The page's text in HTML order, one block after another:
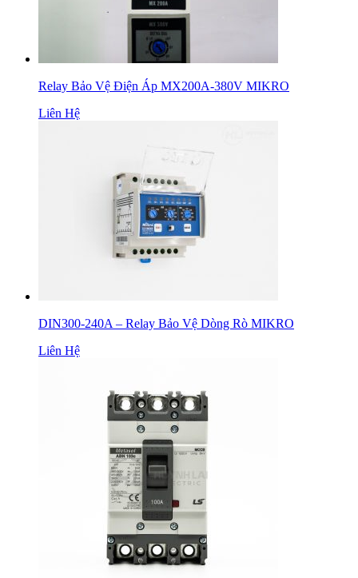
Relay Bảo Vệ Điện Áp MX200A-380V MIKRO
Liên Hệ
DIN300-240A – Relay Bảo Vệ Dòng Rò MIKRO
Liên Hệ